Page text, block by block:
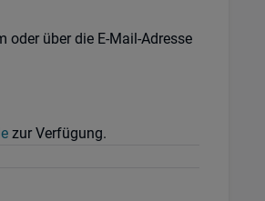
über die E-Mail-Adresse
zur Verfügung.